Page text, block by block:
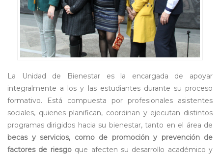
La Unidad de Bienestar es la encargada de apoyar
integralmente a los y las estudiantes durante su proceso
formativo. Está compuesta por profesionales asistentes
sociales, quienes planifican, coordinan y ejecutan distintos
programas dirigidos hacia su bienestar, tanto en el área de
becas y servicios, como de promoción y prevención de
factores de riesgoque afecten su desarrollo académico y